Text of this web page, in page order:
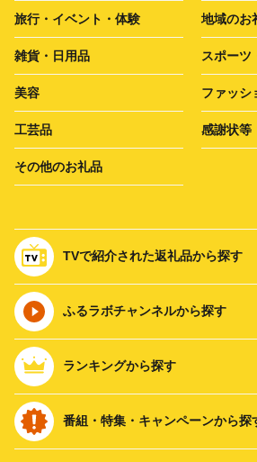
旅行・イベント・体験 地域のお
雑貨・日用品 スポーツ
美容 ファッシ
工芸品 感謝状等
その他のお礼品
TVで紹介された返礼品から探す
ふるラボチャンネルから探す
ランキングから探す
番組・特集・キャンペーンから探